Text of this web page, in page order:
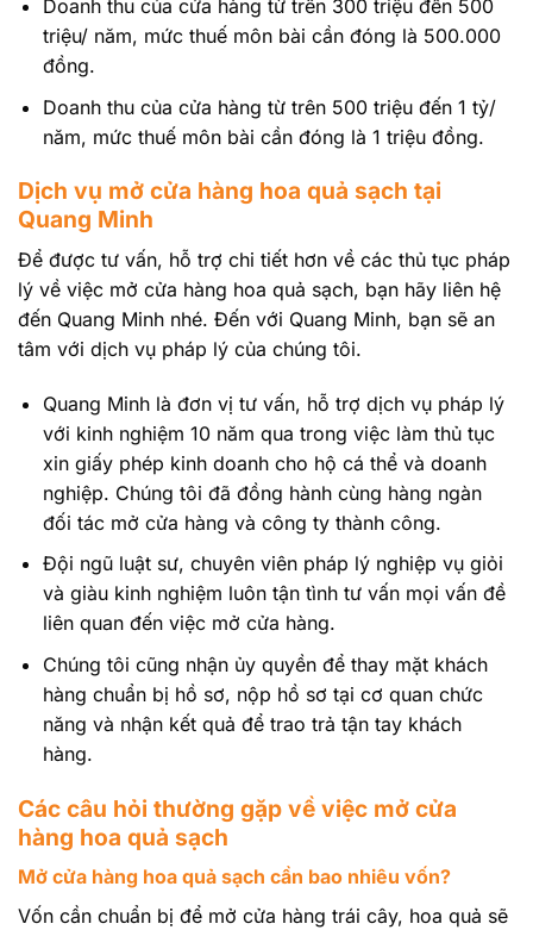
Doanh thu của cửa hàng từ trên 300 triệu đến 500
triệu/ năm, mức thuế môn bài cần đóng là 500.000
đồng.
Doanh thu của cửa hàng từ trên 500 triệu đến 1 tỷ/
năm, mức thuế môn bài cần đóng là 1 triệu đồng.
Dịch vụ mở cửa hàng hoa quả sạch tại
Quang Minh
Để được tư vấn, hỗ trợ chi tiết hơn về các thủ tục pháp
lý về việc mở cửa hàng hoa quả sạch, bạn hãy liên hệ
đến Quang Minh nhé. Đến với Quang Minh, bạn sẽ an
tâm với dịch vụ pháp lý của chúng tôi.
Quang Minh là đơn vị tư vấn, hỗ trợ dịch vụ pháp lý
với kinh nghiệm 10 năm qua trong việc làm thủ tục
xin giấy phép kinh doanh cho hộ cá thể và doanh
nghiệp. Chúng tôi đã đồng hành cùng hàng ngàn
đối tác mở cửa hàng và công ty thành công.
Đội ngũ luật sư, chuyên viên pháp lý nghiệp vụ giỏi
và giàu kinh nghiệm luôn tận tình tư vấn mọi vấn đề
liên quan đến việc mở cửa hàng.
Chúng tôi cũng nhận ủy quyền để thay mặt khách
hàng chuẩn bị hồ sơ, nộp hồ sơ tại cơ quan chức
năng và nhận kết quả để trao trả tận tay khách
hàng.
Các câu hỏi thường gặp về việc mở cửa
hàng hoa quả sạch
Mở cửa hàng hoa quả sạch cần bao nhiêu vốn?
Vốn cần chuẩn bị để mở cửa hàng trái cây, hoa quả sẽ